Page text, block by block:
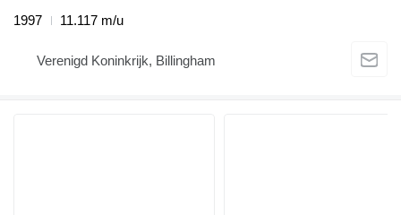
1997
11.117 m/u
Verenigd Koninkrijk, Billingham